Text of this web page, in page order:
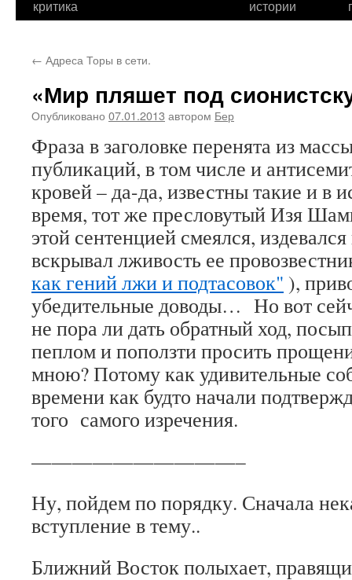
критика
истории
← Адреса Торы в сети.
«Мир пляшет под
Опубликовано 07.01.2013 автором Бер
Фраза в заголовке перенята из
публикаций, в том числе и
кровей – да-да, известны такие и в
время, тот же пресловутый Изя
этой сентенцией смеялся,
вскрывал лживость ее
как гений лжи и подтасовок" ),
убедительные доводы… Но вот
не пора ли дать обратный ход,
пеплом и поползти просить
мною? Потому как удивительные
времени как будто начали
того самого изречения.
——————————–
Ну, пойдем по порядку. Сначала
вступление в тему..
Ближний Восток полыхает,